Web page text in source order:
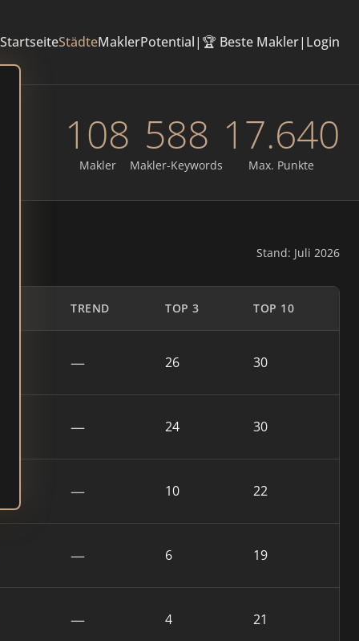
StartseiteStädteMaklerPotential| 🏆 Beste Makler| Login
108
Makler
588
Makler-Keywords
17.640
Max. Punkte
Stand: Juli 2026
TREND TOP 3 TOP 10
— 26 30
— 24 30
— 10 22
— 6 19
— 4 21